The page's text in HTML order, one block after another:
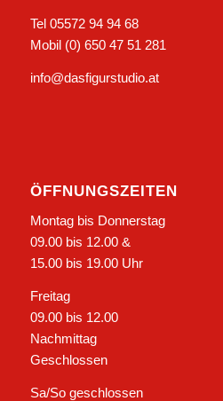
Tel 05572 94 94 68
Mobil (0) 650 47 51 281
info@dasfigurstudio.at
ÖFFNUNGSZEITEN
Montag bis Donnerstag
09.00 bis 12.00 &
15.00 bis 19.00 Uhr
Freitag
09.00 bis 12.00
Nachmittag
Geschlossen
Sa/So geschlossen